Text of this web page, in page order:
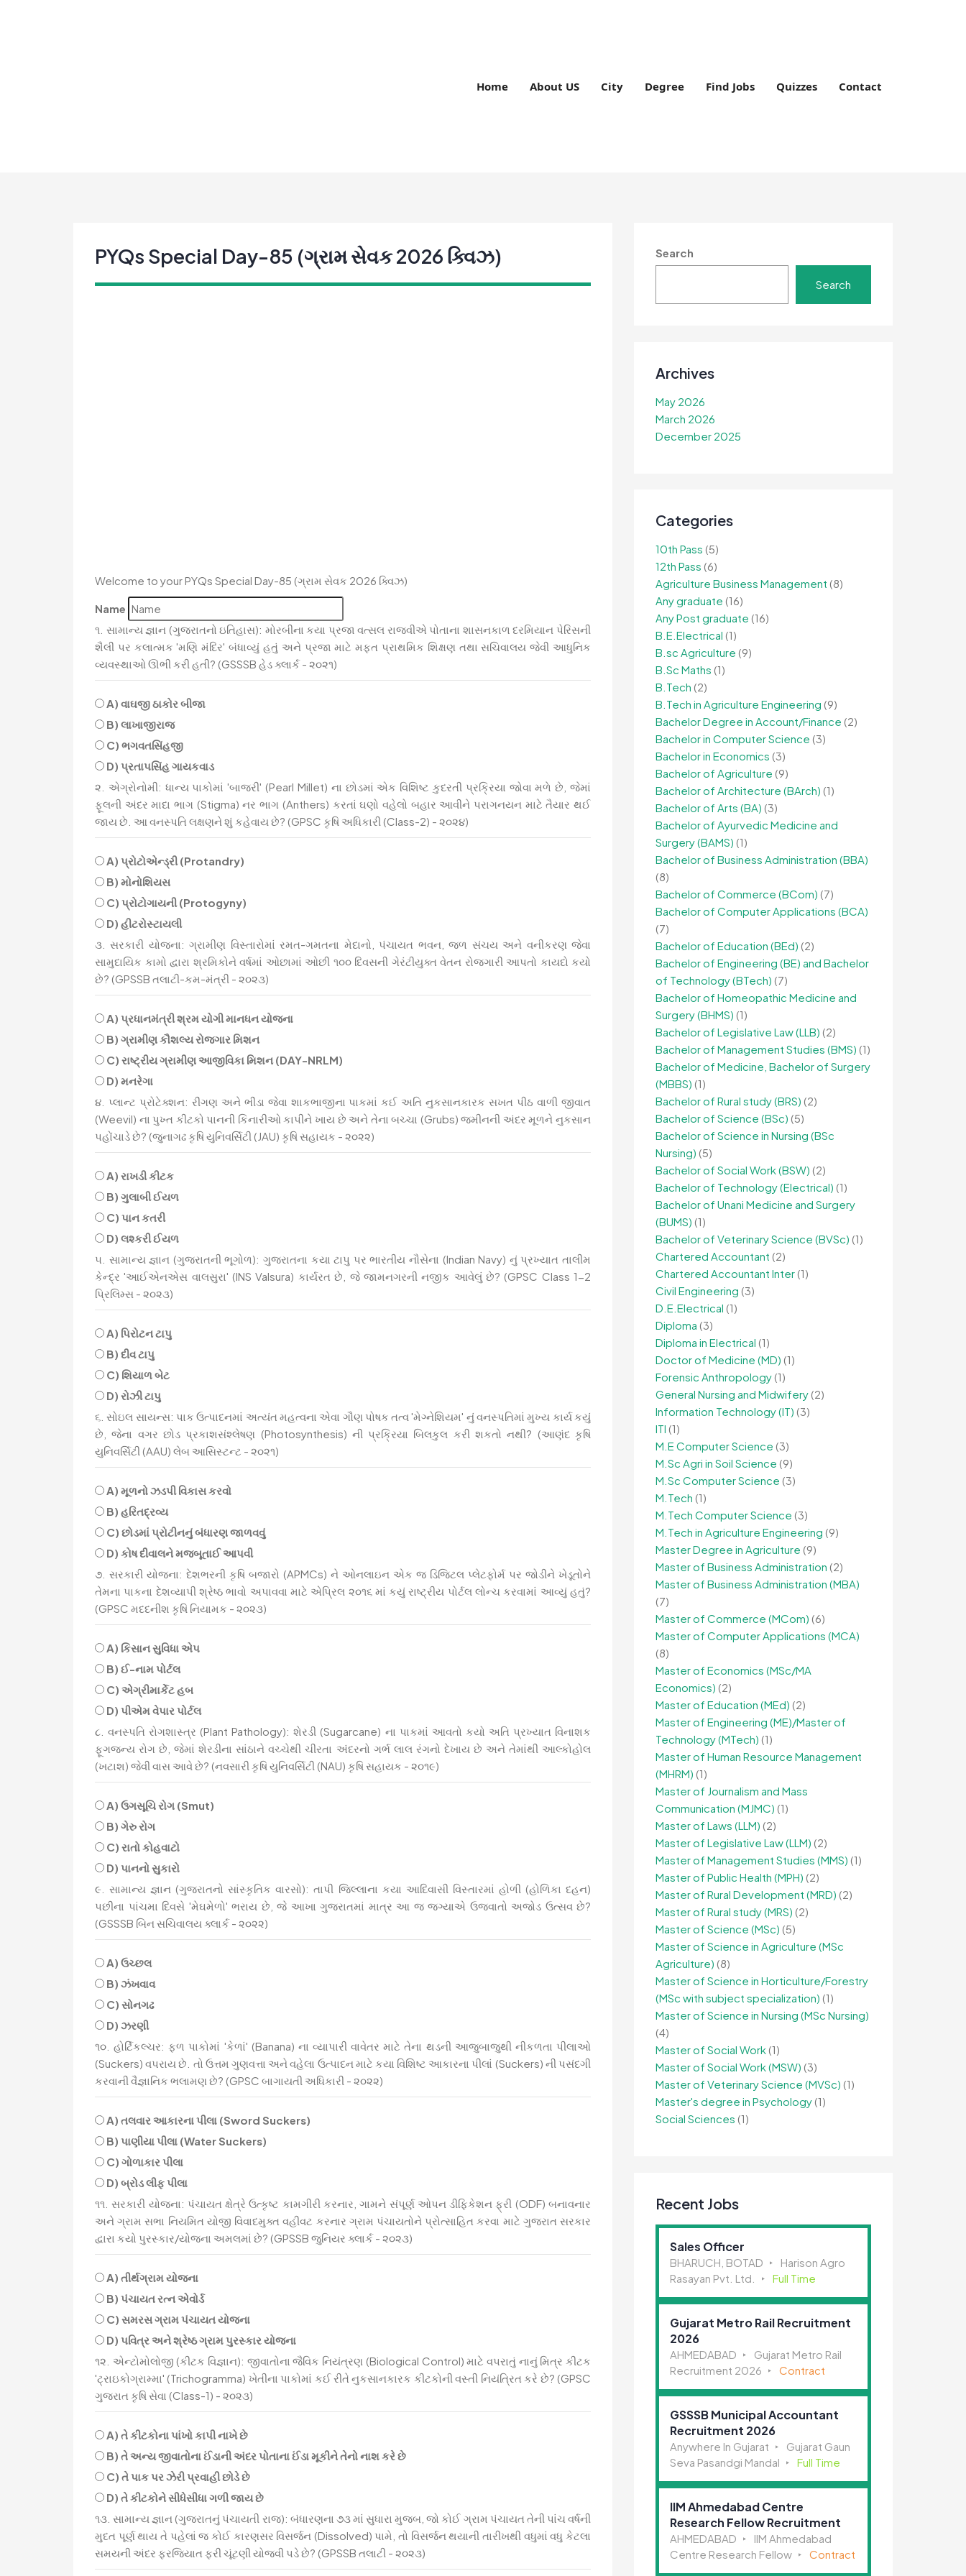
Home About US City Degree Find Jobs Quizzes Contact
PYQs Special Day-85 (ગ્રામ સેવક 2026 ક્વિઝ)
Welcome to your PYQs Special Day-85 (ગ્રામ સેવક 2026 ક્વિઝ)
Name
૧. સામાન્ય જ્ઞાન (ગુજરાતનો ઇતિહાસ): મોરબીના કયા પ્રજા વત્સલ રાજવીએ પોતાના શાસનકાળ દરમિયાન પેરિસની
શૈલી પર કલાત્મક 'મણિ મંદિર' બંધાવ્યું હતું અને પ્રજા માટે મફત પ્રાથમિક શિક્ષણ તથા સચિવાલય જેવી આધુનિક
વ્યવસ્થાઓ ઊભી કરી હતી? (GSSSB હેડ ક્લાર્ક - ૨૦૨૧)
A) વાઘજી ઠાકોર બીજા
B) લાખાજીરાજ
C) ભગવતસિંહજી
D) પ્રતાપસિંહ ગાયકવાડ
૨. એગ્રોનોમી: ધાન્ય પાકોમાં 'બાજરી' (Pearl Millet) ના છોડમાં એક વિશિષ્ટ કુદરતી પ્રક્રિયા જોવા મળે છે, જેમાં
ફૂલની અંદર માદા ભાગ (Stigma) નર ભાગ (Anthers) કરતાં ઘણો વહેલો બહાર આવીને પરાગનયન માટે તૈયાર થઈ
જાય છે. આ વનસ્પતિ લક્ષણને શું કહેવાય છે? (GPSC કૃષિ અધિકારી (Class-2) - ૨૦૨૪)
A) પ્રોટોએન્ડ્રી (Protandry)
B) મોનોશિયસ
C) પ્રોટોગાયની (Protogyny)
D) હીટરોસ્ટાયલી
૩. સરકારી યોજના: ગ્રામીણ વિસ્તારોમાં રમત-ગમતના મેદાનો, પંચાયત ભવન, જળ સંચય અને વનીકરણ જેવા
સામુદાયિક કામો દ્વારા શ્રમિકોને વર્ષમાં ઓછામાં ઓછી ૧૦૦ દિવસની ગેરંટીયુક્ત વેતન રોજગારી આપતો કાયદો કયો
છે? (GPSSB તલાટી-કમ-મંત્રી - ૨૦૨૩)
A) પ્રધાનમંત્રી શ્રમ યોગી માનધન યોજના
B) ગ્રામીણ કૌશલ્ય રોજગાર મિશન
C) રાષ્ટ્રીય ગ્રામીણ આજીવિકા મિશન (DAY-NRLM)
D) મનરેગા
૪. પ્લાન્ટ પ્રોટેક્શન: રીંગણ અને ભીંડા જેવા શાકભાજીના પાકમાં કઈ અતિ નુકસાનકારક સખત પીઠ વાળી જીવાત
(Weevil) ના પુખ્ત કીટકો પાનની કિનારીઓ કાપીને ખાય છે અને તેના બચ્ચા (Grubs) જમીનની અંદર મૂળને નુકસાન
પહોંચાડે છે? (જુનાગઢ કૃષિ યુનિવર્સિટી (JAU) કૃષિ સહાયક - ૨૦૨૨)
A) રાખડી કીટક
B) ગુલાબી ઈયળ
C) પાન કતરી
D) લશ્કરી ઈયળ
૫. સામાન્ય જ્ઞાન (ગુજરાતની ભૂગોળ): ગુજરાતના કયા ટાપુ પર ભારતીય નૌસેના (Indian Navy) નું પ્રખ્યાત તાલીમ
કેન્દ્ર 'આઈએનએસ વાલસુરા' (INS Valsura) કાર્યરત છે, જે જામનગરની નજીક આવેલું છે? (GPSC Class 1-2
પ્રિલિમ્સ - ૨૦૨૩)
A) પિરોટન ટાપુ
B) દીવ ટાપુ
C) શિયાળ બેટ
D) રોઝી ટાપુ
૬. સોઇલ સાયન્સ: પાક ઉત્પાદનમાં અત્યંત મહત્વના એવા ગૌણ પોષક તત્વ 'મેગ્નેશિયમ' નું વનસ્પતિમાં મુખ્ય કાર્ય કયું
છે, જેના વગર છોડ પ્રકાશસંશ્લેષણ (Photosynthesis) ની પ્રક્રિયા બિલકુલ કરી શકતો નથી? (આણંદ કૃષિ
યુનિવર્સિટી (AAU) લેબ આસિસ્ટન્ટ - ૨૦૨૧)
A) મૂળનો ઝડપી વિકાસ કરવો
B) હરિતદ્રવ્ય
C) છોડમાં પ્રોટીનનું બંધારણ જાળવવું
D) કોષ દીવાલને મજબૂતાઈ આપવી
૭. સરકારી યોજના: દેશભરની કૃષિ બજારો (APMCs) ને ઓનલાઇન એક જ ડિજિટલ પ્લેટફોર્મ પર જોડીને ખેડૂતોને
તેમના પાકના દેશવ્યાપી શ્રેષ્ઠ ભાવો અપાવવા માટે એપ્રિલ ૨૦૧૬ માં કયું રાષ્ટ્રીય પોર્ટલ લોન્ચ કરવામાં આવ્યું હતું?
(GPSC મદદનીશ કૃષિ નિયામક - ૨૦૨૩)
A) કિસાન સુવિધા એપ
B) ઈ-નામ પોર્ટલ
C) એગ્રીમાર્કેટ હબ
D) પીએમ વેપાર પોર્ટલ
૮. વનસ્પતિ રોગશાસ્ત્ર (Plant Pathology): શેરડી (Sugarcane) ના પાકમાં આવતો કયો અતિ પ્રખ્યાત વિનાશક
ફૂગજન્ય રોગ છે, જેમાં શેરડીના સાંઠાને વચ્ચેથી ચીરતા અંદરનો ગર્ભ લાલ રંગનો દેખાય છે અને તેમાંથી આલ્કોહોલ
(ખટાશ) જેવી વાસ આવે છે? (નવસારી કૃષિ યુનિવર્સિટી (NAU) કૃષિ સહાયક - ૨૦૧૯)
A) ઉગસૂચિ રોગ (Smut)
B) ગેરુ રોગ
C) રાતો કોહવાટો
D) પાનનો સુકારો
૯. સામાન્ય જ્ઞાન (ગુજરાતનો સાંસ્કૃતિક વારસો): તાપી જિલ્લાના કયા આદિવાસી વિસ્તારમાં હોળી (હોળિકા દહન)
પછીના પાંચમા દિવસે 'મેઘમેળો' ભરાય છે, જે આખા ગુજરાતમાં માત્ર આ જ જગ્યાએ ઉજવાતો અજોડ ઉત્સવ છે?
(GSSSB બિન સચિવાલય ક્લાર્ક - ૨૦૨૨)
A) ઉચ્છલ
B) ઝંખવાવ
C) સોનગઢ
D) ઝરણી
૧૦. હોર્ટિકલ્ચર: ફળ પાકોમાં 'કેળાં' (Banana) ના વ્યાપારી વાવેતર માટે તેના થડની આજુબાજુથી નીકળતા પીલાઓ
(Suckers) વપરાય છે. તો ઉત્તમ ગુણવત્તા અને વહેલા ઉત્પાદન માટે કયા વિશિષ્ટ આકારના પીલાં (Suckers) ની પસંદગી
કરવાની વૈજ્ઞાનિક ભલામણ છે? (GPSC બાગાયતી અધિકારી - ૨૦૨૨)
A) તલવાર આકારના પીલા (Sword Suckers)
B) પાણીયા પીલા (Water Suckers)
C) ગોળાકાર પીલા
D) બ્રોડ લીફ પીલા
૧૧. સરકારી યોજના: પંચાયત ક્ષેત્રે ઉત્કૃષ્ટ કામગીરી કરનાર, ગામને સંપૂર્ણ ઓપન ડીફિકેશન ફ્રી (ODF) બનાવનાર
અને ગ્રામ સભા નિયમિત યોજી વિવાદમુક્ત વહીવટ કરનાર ગ્રામ પંચાયતોને પ્રોત્સાહિત કરવા માટે ગુજરાત સરકાર
દ્વારા કયો પુરસ્કાર/યોજના અમલમાં છે? (GPSSB જુનિયર ક્લાર્ક - ૨૦૨૩)
A) તીર્થગ્રામ યોજના
B) પંચાયત રત્ન એવોર્ડ
C) સમરસ ગ્રામ પંચાયત યોજના
D) પવિત્ર અને શ્રેષ્ઠ ગ્રામ પુરસ્કાર યોજના
૧૨. એન્ટોમોલોજી (કીટક વિજ્ઞાન): જીવાતોના જૈવિક નિયંત્રણ (Biological Control) માટે વપરાતું નાનું મિત્ર કીટક
'ટ્રાઇકોગ્રામ્મા' (Trichogramma) ખેતીના પાકોમાં કઈ રીતે નુકસાનકારક કીટકોની વસ્તી નિયંત્રિત કરે છે? (GPSC
ગુજરાત કૃષિ સેવા (Class-1) - ૨૦૨૩)
A) તે કીટકોના પાંખો કાપી નાખે છે
B) તે અન્ય જીવાતોના ઈંડાની અંદર પોતાના ઈંડા મૂકીને તેનો નાશ કરે છે
C) તે પાક પર ઝેરી પ્રવાહી છોડે છે
D) તે કીટકોને સીધેસીધા ગળી જાય છે
૧૩. સામાન્ય જ્ઞાન (ગુજરાતનું પંચાયતી રાજ): બંધારણના ૭૩ માં સુધારા મુજબ, જો કોઈ ગ્રામ પંચાયત તેની પાંચ વર્ષની
મુદત પૂર્ણ થાય તે પહેલાં જ કોઈ કારણસર વિસર્જન (Dissolved) પામે, તો વિસર્જન થયાની તારીખથી વધુમાં વધુ કેટલા
સમયની અંદર ફરજિયાત ફરી ચૂંટણી યોજવી પડે છે? (GPSSB તલાટી - ૨૦૨૩)
Search
Search
Archives
May 2026
March 2026
December 2025
Categories
10th Pass (5)
12th Pass (6)
Agriculture Business Management (8)
Any graduate (16)
Any Post graduate (16)
B.E.Electrical (1)
B.sc Agriculture (9)
B.Sc Maths (1)
B.Tech (2)
B.Tech in Agriculture Engineering (9)
Bachelor Degree in Account/Finance (2)
Bachelor in Computer Science (3)
Bachelor in Economics (3)
Bachelor of Agriculture (9)
Bachelor of Architecture (BArch) (1)
Bachelor of Arts (BA) (3)
Bachelor of Ayurvedic Medicine and
Surgery (BAMS) (1)
Bachelor of Business Administration (BBA)
(8)
Bachelor of Commerce (BCom) (7)
Bachelor of Computer Applications (BCA)
(7)
Bachelor of Education (BEd) (2)
Bachelor of Engineering (BE) and Bachelor
of Technology (BTech) (7)
Bachelor of Homeopathic Medicine and
Surgery (BHMS) (1)
Bachelor of Legislative Law (LLB) (2)
Bachelor of Management Studies (BMS) (1)
Bachelor of Medicine, Bachelor of Surgery
(MBBS) (1)
Bachelor of Rural study (BRS) (2)
Bachelor of Science (BSc) (5)
Bachelor of Science in Nursing (BSc
Nursing) (5)
Bachelor of Social Work (BSW) (2)
Bachelor of Technology (Electrical) (1)
Bachelor of Unani Medicine and Surgery
(BUMS) (1)
Bachelor of Veterinary Science (BVSc) (1)
Chartered Accountant (2)
Chartered Accountant Inter (1)
Civil Engineering (3)
D.E.Electrical (1)
Diploma (3)
Diploma in Electrical (1)
Doctor of Medicine (MD) (1)
Forensic Anthropology (1)
General Nursing and Midwifery (2)
Information Technology (IT) (3)
ITI (1)
M.E Computer Science (3)
M.Sc Agri in Soil Science (9)
M.Sc Computer Science (3)
M.Tech (1)
M.Tech Computer Science (3)
M.Tech in Agriculture Engineering (9)
Master Degree in Agriculture (9)
Master of Business Administration (2)
Master of Business Administration (MBA)
(7)
Master of Commerce (MCom) (6)
Master of Computer Applications (MCA)
(8)
Master of Economics (MSc/MA
Economics) (2)
Master of Education (MEd) (2)
Master of Engineering (ME)/Master of
Technology (MTech) (1)
Master of Human Resource Management
(MHRM) (1)
Master of Journalism and Mass
Communication (MJMC) (1)
Master of Laws (LLM) (2)
Master of Legislative Law (LLM) (2)
Master of Management Studies (MMS) (1)
Master of Public Health (MPH) (2)
Master of Rural Development (MRD) (2)
Master of Rural study (MRS) (2)
Master of Science (MSc) (5)
Master of Science in Agriculture (MSc
Agriculture) (8)
Master of Science in Horticulture/Forestry
(MSc with subject specialization) (1)
Master of Science in Nursing (MSc Nursing)
(4)
Master of Social Work (1)
Master of Social Work (MSW) (3)
Master of Veterinary Science (MVSc) (1)
Master's degree in Psychology (1)
Social Sciences (1)
Recent Jobs
Sales Officer
BHARUCH, BOTAD
Harison Agro
Rasayan Pvt. Ltd.
Full Time
Gujarat Metro Rail Recruitment
2026
AHMEDABAD
Gujarat Metro Rail
Recruitment 2026
Contract
GSSSB Municipal Accountant
Recruitment 2026
Anywhere In Gujarat
Gujarat Gaun
Seva Pasandgi Mandal
Full Time
IIM Ahmedabad Centre
Research Fellow Recruitment
AHMEDABAD
IIM Ahmedabad
Centre Research Fellow
Contract